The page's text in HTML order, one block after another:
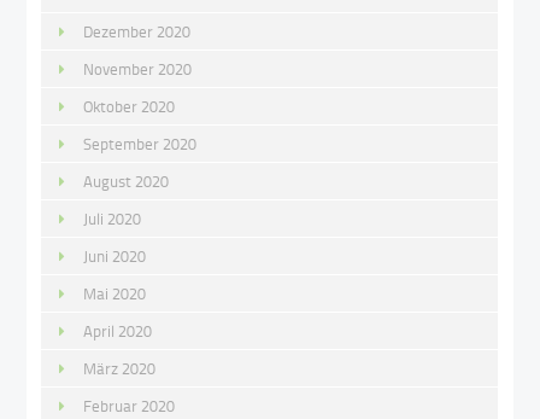
Dezember 2020
November 2020
Oktober 2020
September 2020
August 2020
Juli 2020
Juni 2020
Mai 2020
April 2020
März 2020
Februar 2020